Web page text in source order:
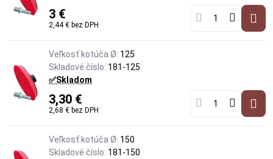
3 €
2,44 € bez DPH
Veľkosť kotúča Ø: 125
Skladové číslo: 181-125
✅Skladom
3,30 €
2,68 € bez DPH
Veľkosť kotúča Ø: 150
Skladové číslo: 181-150